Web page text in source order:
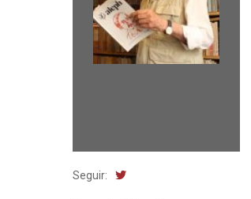
Seguir: